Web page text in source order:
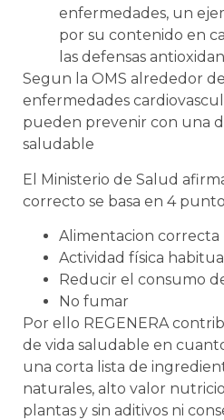
enfermedades, un
por su contenido en
las defensas
Segun la OMS alrededor
enfermedades
pueden prevenir con una
saludable
El Ministerio de Salud
correcto se basa en 4
Alimentacion correcta
Actividad física habitual
Reducir el consumo
No fumar
Por ello REGENERA
de vida saludable en
una corta lista de
naturales, alto valor
plantas y sin aditivos ni